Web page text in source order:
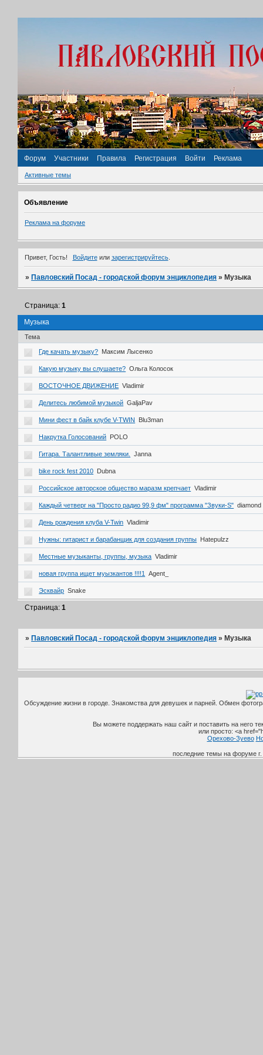
Форум Участники Правила Регистрация Войти Реклама
Активные темы
Объявление
Реклама на форуме
Привет, Гость! Войдитеили зарегистрируйтесь.
» Павловский Посад - городской форум энциклопедия » Музыка
Музыка
Страница:1
Тема
Где качать музыку? Максим Лысенко
Какую музыку вы слушаете? Ольга Колосок
ВОСТОЧНОЕ ДВИЖЕНИЕ Vladimir
Делитесь любимой музыкой GaljaPav
Мини фест в байк клубе V-TWIN Blu3man
Накрутка Голосований POLO
Гитара. Талантливые земляки. Janna
bike rock fest 2010 Dubna
Российское авторское общество маразм крепчает Vladimir
Каждый четверг на "Просто радио 99,9 фм" программа "Звуки-S" diamond
День рождения клуба V-Twin Vladimir
Нужны: гитарист и барабанщик для создания группы Hatepulzz
Местные музыканты, группы, музыка Vladimir
новая группа ищет муызкантов !!!!1 Agent_
Эсквайр Snake
Страница:1
» Павловский Посад - городской форум энциклопедия » Музыка
Обсуждение жизни в городе. Знакомства для девушек и парней. Обмен
Вы можете поддержать наш сайт и поставить на него
или просто: <a
Орехово-Зуево
последние темы на форуме